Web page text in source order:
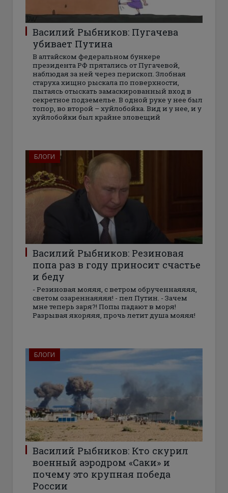
Василий Рыбников: Пугачева
убивает Путина
В алтайском федеральном бункере
президента РФ прятались от Пугачевой,
наблюдая за ней через перископ. Злобная
старуха хищно рыскала по поверхности,
пытаясь отыскать замаскированный вход в
секретное подземелье. В одной руке у нее был
топор, во второй – хуйлобойка. Вид и у нее, и у
хуйлобойки был крайне зловещий
БЛОГИ
Василий Рыбников: Резиновая
попа раз в году приносит счастье
и беду
- Резиновая мояяя, с ветром обрученнаяяяя,
светом озареннаяяяя! - пел Путин. - Зачем
мне теперь заря?! Попы падают в моря!
Разрывая якоряяя, прочь летит душа мояяя!
БЛОГИ
Василий Рыбников: Кто скурил
военный аэродром «Саки» и
почему это крупная победа
России